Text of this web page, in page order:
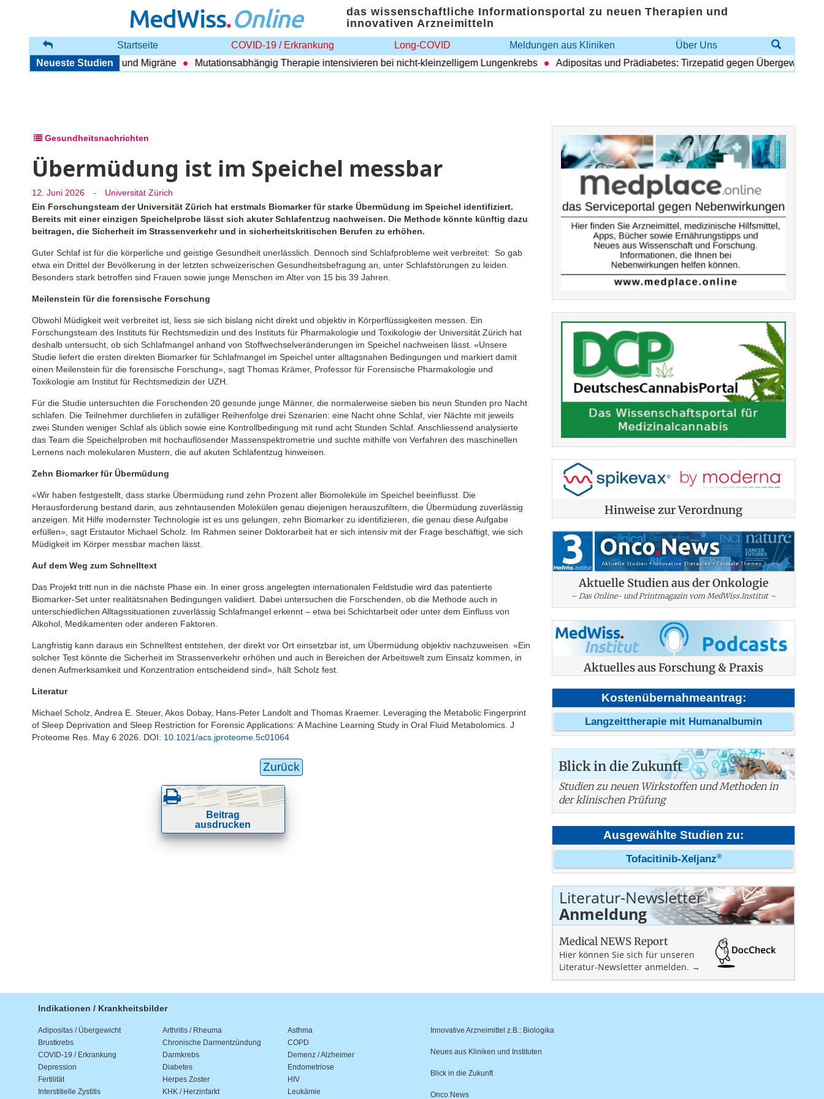
MedWiss.Online
das wissenschaftliche Informationsportal zu neuen Therapien und
innovativen Arzneimitteln
Startseite COVID-19 / Erkrankung Long-COVID Meldungen aus Kliniken
Über Uns
Neueste Studien
zwischen COPD und Migräne Mutationsabhängig Therapie intensivieren bei nicht-kleinzelligem Lungenkrebs Adipositas und Prädiabetes: Tirzepatid gegen Übergewicht und
Gesundheitsnachrichten
Übermüdung ist im Speichel messbar
12. Juni 2026 -
Universität Zürich
Ein Forschungsteam der Universität Zürich hat erstmals Biomarker für starke Übermüdung im Speichel identifiziert.
Bereits mit einer einzigen Speichelprobe lässt sich akuter Schlafentzug nachweisen. Die Methode könnte künftig dazu
beitragen, die Sicherheit im Strassenverkehr und in sicherheitskritischen Berufen zu erhöhen.
Guter Schlaf ist für die körperliche und geistige Gesundheit unerlässlich. Dennoch sind Schlafprobleme weit verbreitet: So gab
etwa ein Drittel der Bevölkerung in der letzten schweizerischen Gesundheitsbefragung an, unter Schlafstörungen zu leiden.
Besonders stark betroffen sind Frauen sowie junge Menschen im Alter von 15 bis 39 Jahren.
Meilenstein für die forensische Forschung
Obwohl Müdigkeit weit verbreitet ist, liess sie sich bislang nicht direkt und objektiv in Körperflüssigkeiten messen. Ein
Forschungsteam des Instituts für Rechtsmedizin und des Instituts für Pharmakologie und Toxikologie der Universität Zürich hat
deshalb untersucht, ob sich Schlafmangel anhand von Stoffwechselveränderungen im Speichel nachweisen lässt. «Unsere
Studie liefert die ersten direkten Biomarker für Schlafmangel im Speichel unter alltagsnahen Bedingungen und markiert damit
einen Meilenstein für die forensische Forschung», sagt Thomas Krämer, Professor für Forensische Pharmakologie und
Toxikologie am Institut für Rechtsmedizin der UZH.
Für die Studie untersuchten die Forschenden 20 gesunde junge Männer, die normalerweise sieben bis neun Stunden pro Nacht
schlafen. Die Teilnehmer durchliefen in zufälliger Reihenfolge drei Szenarien: eine Nacht ohne Schlaf, vier Nächte mit jeweils
zwei Stunden weniger Schlaf als üblich sowie eine Kontrollbedingung mit rund acht Stunden Schlaf. Anschliessend analysierte
das Team die Speichelproben mit hochauflösender Massenspektrometrie und suchte mithilfe von Verfahren des maschinellen
Lernens nach molekularen Mustern, die auf akuten Schlafentzug hinweisen.
Zehn Biomarker für Übermüdung
«Wir haben festgestellt, dass starke Übermüdung rund zehn Prozent aller Biomoleküle im Speichel beeinflusst. Die
Herausforderung bestand darin, aus zehntausenden Molekülen genau diejenigen herauszufiltern, die Übermüdung zuverlässig
anzeigen. Mit Hilfe modernster Technologie ist es uns gelungen, zehn Biomarker zu identifizieren, die genau diese Aufgabe
erfüllen», sagt Erstautor Michael Scholz. Im Rahmen seiner Doktorarbeit hat er sich intensiv mit der Frage beschäftigt, wie sich
Müdigkeit im Körper messbar machen lässt.
Auf dem Weg zum Schnelltext
Das Projekt tritt nun in die nächste Phase ein. In einer gross angelegten internationalen Feldstudie wird das patentierte
Biomarker-Set unter realitätsnahen Bedingungen validiert. Dabei untersuchen die Forschenden, ob die Methode auch in
unterschiedlichen Alltagssituationen zuverlässig Schlafmangel erkennt – etwa bei Schichtarbeit oder unter dem Einfluss von
Alkohol, Medikamenten oder anderen Faktoren.
Langfristig kann daraus ein Schnelltest entstehen, der direkt vor Ort einsetzbar ist, um Übermüdung objektiv nachzuweisen. «Ein
solcher Test könnte die Sicherheit im Strassenverkehr erhöhen und auch in Bereichen der Arbeitswelt zum Einsatz kommen, in
denen Aufmerksamkeit und Konzentration entscheidend sind», hält Scholz fest.
Literatur
Michael Scholz, Andrea E. Steuer, Akos Dobay, Hans-Peter Landolt and Thomas Kraemer. Leveraging the Metabolic Fingerprint
of Sleep Deprivation and Sleep Restriction for Forensic Applications: A Machine Learning Study in Oral Fluid Metabolomics. J
Proteome Res. May 6 2026. DOI: 10.1021/acs.jproteome.5c01064
Zurück
Beitrag
ausdrucken
Hinweise zur Verordnung
Aktuelle Studien aus der Onkologie
– Das Online- und Printmagazin vom MedWiss.Institut –
Aktuelles aus Forschung & Praxis
Kostenübernahmeantrag:
Langzeittherapie mit Humanalbumin
Blick in die Zukunft
Studien zu neuen Wirkstoffen und Methoden in
der klinischen Prüfung
Ausgewählte Studien zu:
Tofacitinib-Xeljanz®
Literatur-Newsletter
Anmeldung
Medical NEWS Report
Hier können Sie sich für unseren
Literatur-Newsletter anmelden. →
Indikationen / Krankheitsbilder
Adipositas / Übergewicht Arthritis / Rheuma
Asthma
Brustkrebs
Chronische Darmentzündung
COPD
COVID-19 / Erkrankung
Darmkrebs
Demenz / Alzheimer
Depression
Diabetes
Endometriose
Fertilität
Herpes Zoster
HIV
Interstitielle Zystitis
KHK / Herzinfarkt Leukämie
Innovative Arzneimittel z.B.: Biologika
Neues aus Kliniken und Instituten
Blick in die Zukunft
Onco.News